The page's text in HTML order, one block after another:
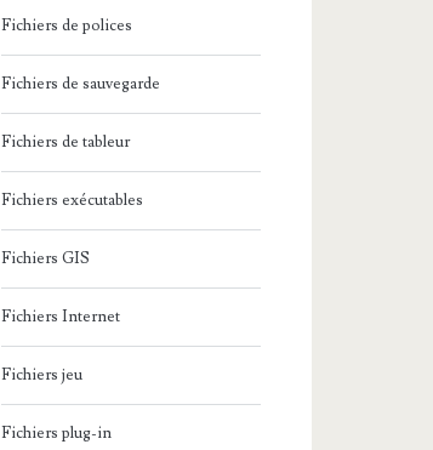
Fichiers de polices
Fichiers de sauvegarde
Fichiers de tableur
Fichiers exécutables
Fichiers GIS
Fichiers Internet
Fichiers jeu
Fichiers plug-in